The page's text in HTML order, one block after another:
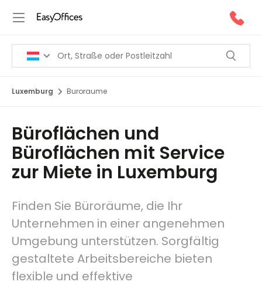
Luxemburg Buroraume
Büroflächen und
Büroflächen mit Service
zur Miete in Luxemburg
Finden Sie Büroräume, die Ihr
Unternehmen in einer angenehmen
Umgebung unterstützen. Sorgfältig
gestaltete Arbeitsbereiche bieten
flexible und effektive